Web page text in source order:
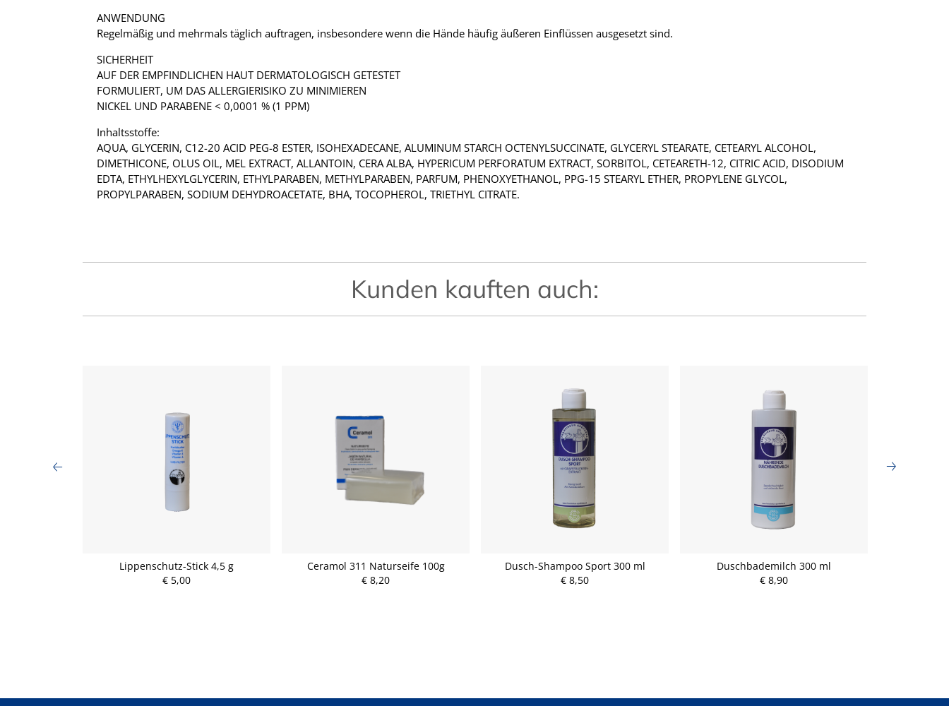
ANWENDUNG
​Regelmäßig und mehrmals täglich auftragen, insbesondere wenn die Hände häufig äußeren Einflüssen ausgesetzt sind.
SICHERHEIT
​AUF DER EMPFINDLICHEN HAUT DERMATOLOGISCH GETESTET
FORMULIERT, UM DAS ALLERGIERISIKO ZU MINIMIEREN
NICKEL UND PARABENE < 0,0001 % (1 PPM)
Inhaltsstoffe:
AQUA, GLYCERIN, C12-20 ACID PEG-8 ESTER, ISOHEXADECANE, ALUMINUM STARCH OCTENYLSUCCINATE, GLYCERYL STEARATE, CETEARYL ALCOHOL,
DIMETHICONE, OLUS OIL, MEL EXTRACT, ALLANTOIN, CERA ALBA, HYPERICUM PERFORATUM EXTRACT, SORBITOL, CETEARETH-12, CITRIC ACID, DISODIUM
EDTA, ETHYLHEXYLGLYCERIN, ETHYLPARABEN, METHYLPARABEN, PARFUM, PHENOXYETHANOL, PPG-15 STEARYL ETHER, PROPYLENE GLYCOL,
PROPYLPARABEN, SODIUM DEHYDROACETATE, BHA, TOCOPHEROL, TRIETHYL CITRATE.
Kunden kauften auch:
Lippenschutz-Stick 4,5 g
€ 5,00
Ceramol 311 Naturseife 100g
€ 8,20
Dusch-Shampoo Sport 300 ml
€ 8,50
Duschbademilch 300 ml
€ 8,90
P P